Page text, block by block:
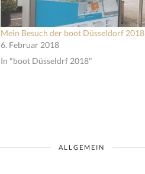
Mein Besuch der boot Düsseldorf 2018
6. Februar 2018
In "boot Düsseldrf 2018"
ALLGEMEIN